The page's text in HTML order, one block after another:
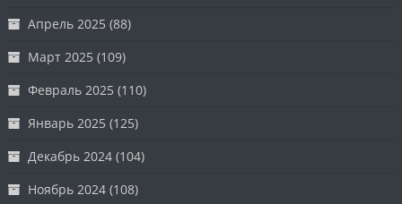
Апрель 2025 (88)
Март 2025 (109)
Февраль 2025 (110)
Январь 2025 (125)
Декабрь 2024 (104)
Ноябрь 2024 (108)